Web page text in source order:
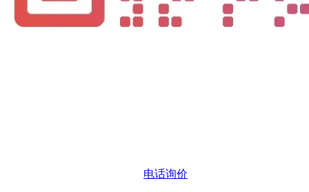
电话询价